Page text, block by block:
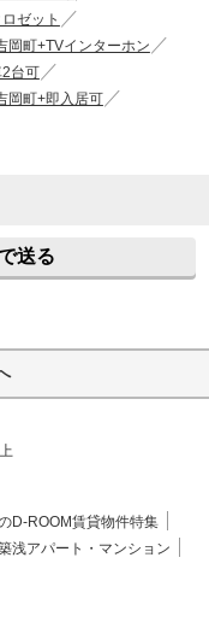
ゼット
岡町+TVインターホン
台可
岡町+即入居可
送る
D-ROOM賃貸物件特集
浅アパート・マンション